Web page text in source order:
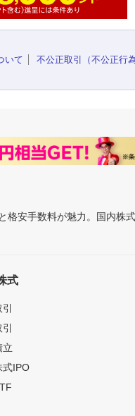
いて
不公正取引（不公正行
安手数料が魅力。国内株
式
立
式IPO